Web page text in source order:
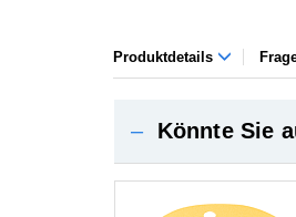
Produktdetails
– Könnte Sie